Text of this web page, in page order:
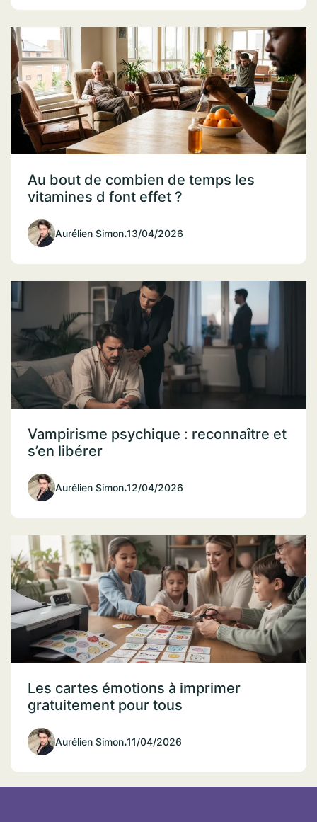
Au bout de combien de temps les
vitamines d font effet ?
Aurélien Simon.13/04/2026
Vampirisme psychique : reconnaître et
s’en libérer
Aurélien Simon.12/04/2026
Les cartes émotions à imprimer
gratuitement pour tous
Aurélien Simon.11/04/2026